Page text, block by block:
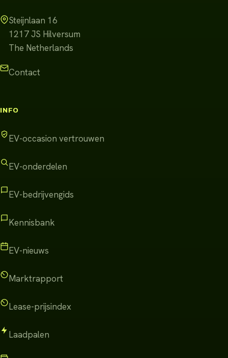
Steijnlaan 16
1217 JS Hilversum
The Netherlands
Contact
INFO
EV-occasion vertrouwen
EV-onderdelen
EV-bedrijvengids
Kennisbank
EV-nieuws
Marktrapport
Lease-prijsindex
Laadpalen